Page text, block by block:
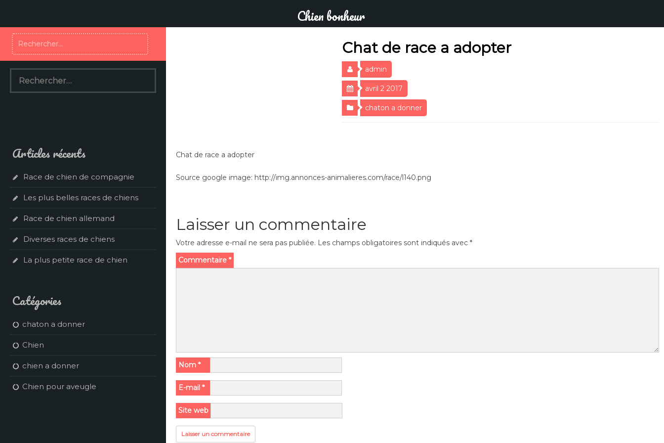
Chien bonheur
Chat de race a adopter
admin
avril 2 2017
chaton a donner
Chat de race a adopter
Source google image: http://img.annonces-animalieres.com/race/l140.png
Laisser un commentaire
Votre adresse e-mail ne sera pas publiée. Les champs obligatoires sont indiqués avec *
Commentaire *
Nom *
E-mail *
Site web
Rechercher :
Rechercher :
Articles récents
Race de chien de compagnie
Les plus belles races de chiens
Race de chien allemand
Diverses races de chiens
La plus petite race de chien
Catégories
chaton a donner
Chien
chien a donner
Chien pour aveugle